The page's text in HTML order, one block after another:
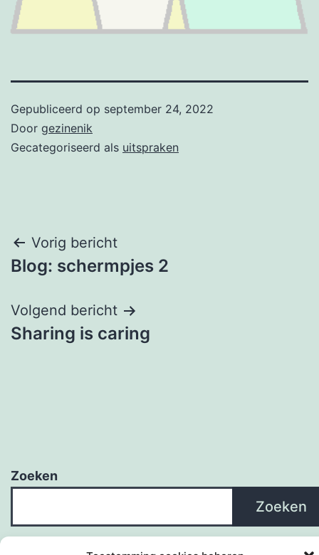
Gepubliceerd op september 24, 2022
Door gezinenik
Gecategoriseerd als uitspraken
Bericht
navigatie
Vorig bericht
Blog: schermpjes 2
Volgend bericht
Sharing is caring
Zoeken
Zoeken